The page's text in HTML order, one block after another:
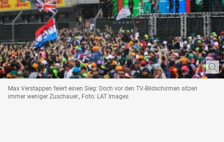
Max Verstappen feiert einen Sieg: Doch vor den TV-Bildschirmen sitzen
immer weniger Zuschauer., Foto: LAT Images